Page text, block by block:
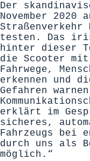
Der
November
Straßenverkehr
testen. Das
hinter dieser
die Scooter mit
Fahrwege,
erkennen und
Gefahren
erklärt im
sicheres,
Fahrzeugs bei
durch uns als
möglich.“